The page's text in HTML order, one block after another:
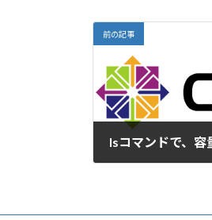
前の記事